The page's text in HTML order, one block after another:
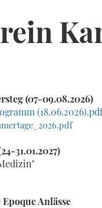
(07-09.08.2026)
(18.06.2026).pdf
31.01.2027)
Anlässe